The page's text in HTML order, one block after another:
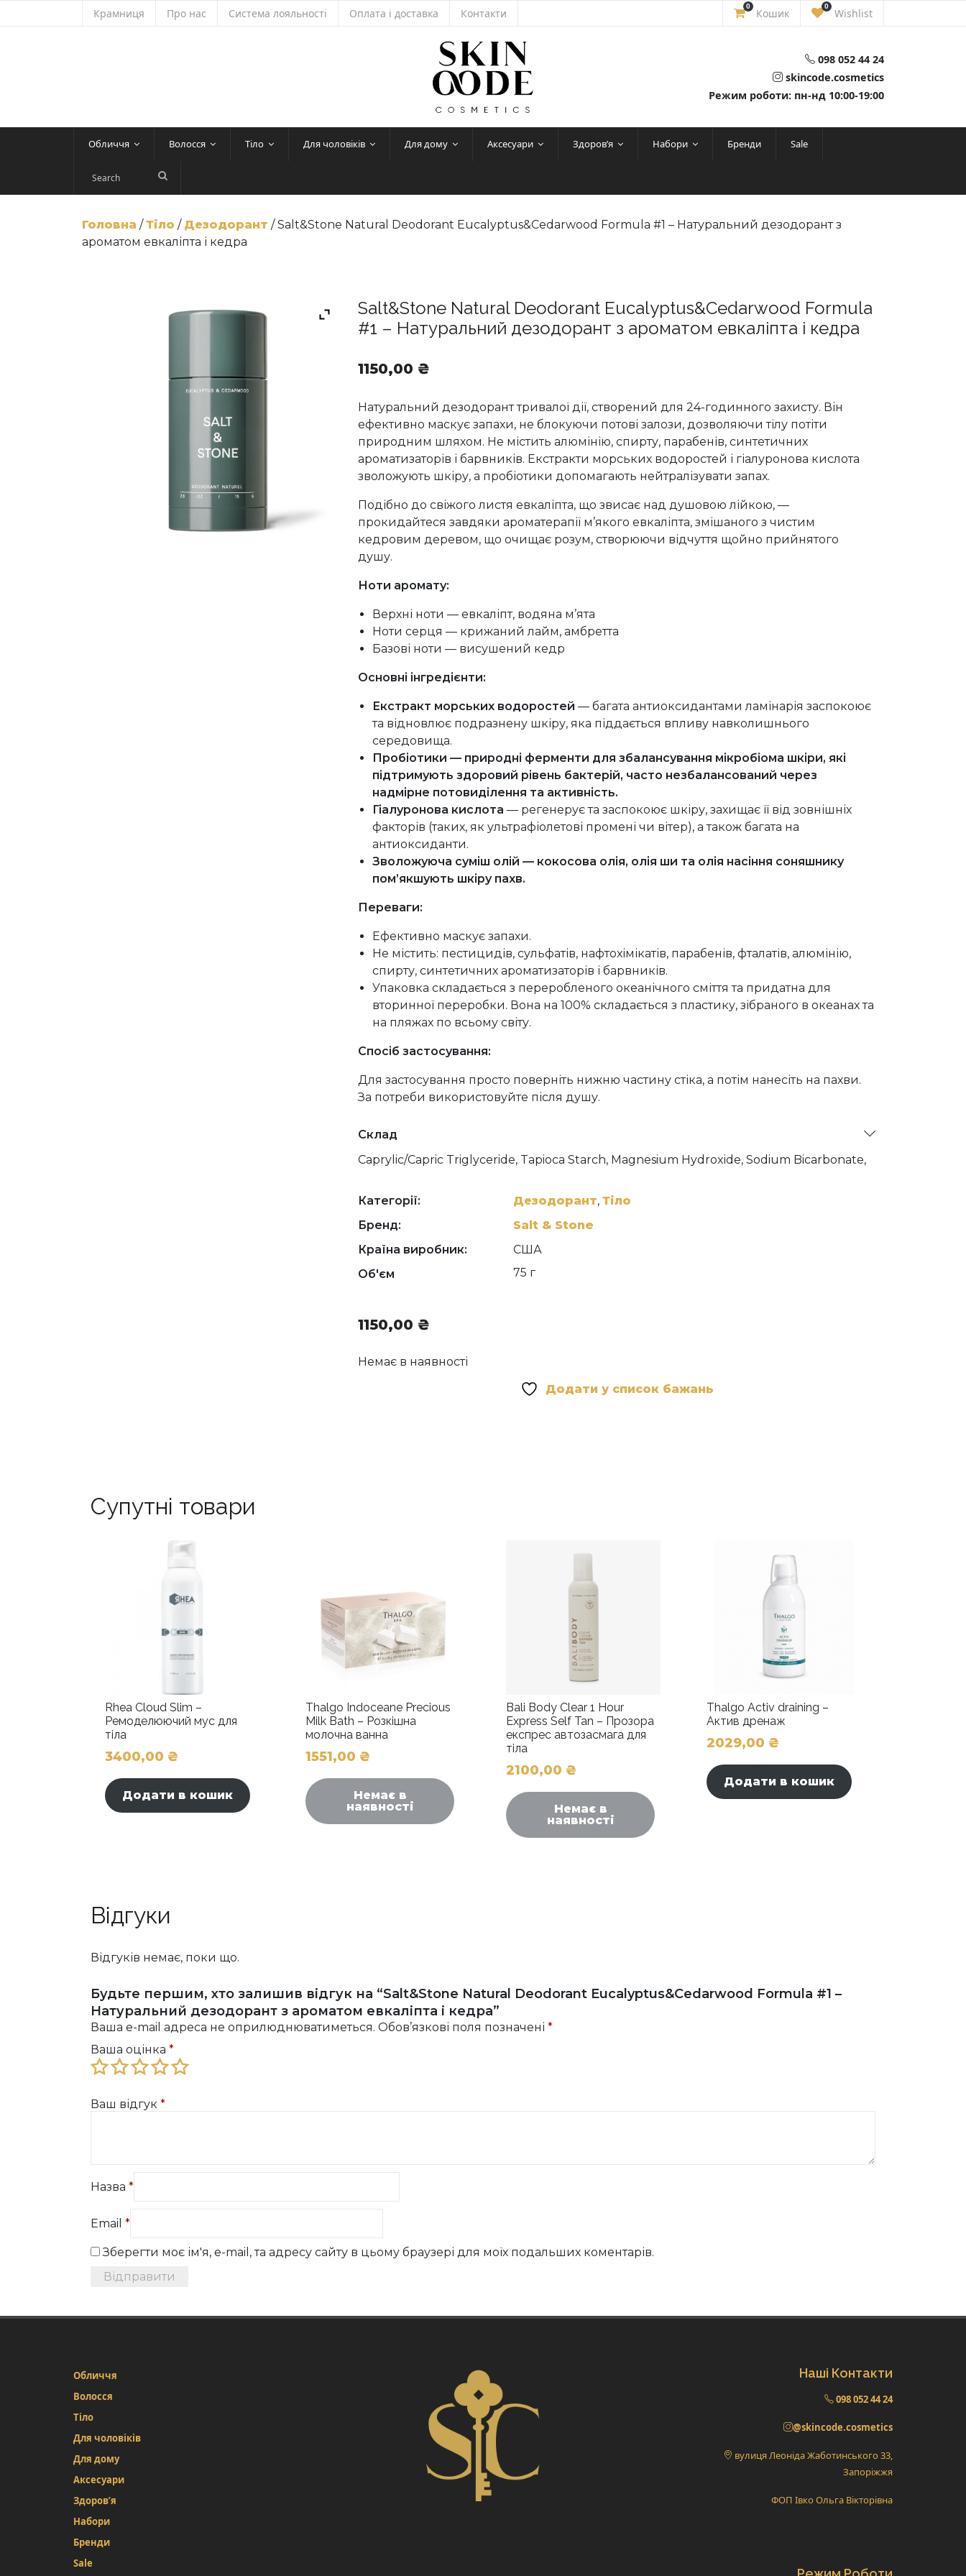
Крамниця Про нас Система лояльності Оплата і доставка Контакти
0
Кошик
0
Wishlist
098 052 44 24
skincode.cosmetics
Режим роботи: пн-нд 10:00-19:00
Обличчя Волосся Тіло Для чоловіків Для дому Аксесуари Здоров’я Набори Бренди Sale
Головна /Тіло / Дезодорант / Salt&Stone Natural Deodorant Eucalyptus&Cedarwood Formula #1 – Натуральний дезодорант з
ароматом евкаліпта і кедра
Salt&Stone Natural Deodorant Eucalyptus&Cedarwood Formula
#1 – Натуральний дезодорант з ароматом евкаліпта і кедра
1150,00 ₴
Натуральний дезодорант тривалої дії, створений для 24-годинного захисту. Він
ефективно маскує запахи, не блокуючи потові залози, дозволяючи тілу потіти
природним шляхом. Не містить алюмінію, спирту, парабенів, синтетичних
ароматизаторів і барвників. Екстракти морських водоростей і гіалуронова кислота
зволожують шкіру, а пробіотики допомагають нейтралізувати запах.
Подібно до свіжого листя евкаліпта, що звисає над душовою лійкою, —
прокидайтеся завдяки ароматерапії м’якого евкаліпта, змішаного з чистим
кедровим деревом, що очищає розум, створюючи відчуття щойно прийнятого
душу.
Ноти аромату:
Верхні ноти — евкаліпт, водяна м’ята
Ноти серця — крижаний лайм, амбретта
Базові ноти — висушений кедр
Основні інгредієнти:
Екстракт морських водоростей — багата антиоксидантами ламінарія заспокоює
та відновлює подразнену шкіру, яка піддається впливу навколишнього
середовища.
Пробіотики — природні ферменти для збалансування мікробіома шкіри, які
підтримують здоровий рівень бактерій, часто незбалансований через
надмірне потовиділення та активність.
Гіалуронова кислота — регенерує та заспокоює шкіру, захищає її від зовнішніх
факторів (таких, як ультрафіолетові промені чи вітер), а також багата на
антиоксиданти.
Зволожуюча суміш олій — кокосова олія, олія ши та олія насіння соняшнику
пом’якшують шкіру пахв.
Переваги:
Ефективно маскує запахи.
Не містить: пестицидів, сульфатів, нафтохімікатів, парабенів, фталатів, алюмінію,
спирту, синтетичних ароматизаторів і барвників.
Упаковка складається з переробленого океанічного сміття та придатна для
вторинної переробки. Вона на 100% складається з пластику, зібраного в океанах та
на пляжах по всьому світу.
Спосіб застосування:
Для застосування просто поверніть нижню частину стіка, а потім нанесіть на пахви.
За потреби використовуйте після душу.
Склад
Caprylic/Capric Triglyceride, Tapioca Starch, Magnesium Hydroxide, Sodium Bicarbonate,
(Sunflower) Seed Oil, Lactobacillus Ferment, Tocopherol, Maltodextrin.
Категорії: Дезодорант, Тіло
Бренд:
Salt & Stone
Країна виробник:
США
Об'єм
75 г
1150,00 ₴
Немає в наявності
Додати у список бажань
Супутні товари
Rhea Cloud Slim –
Ремоделюючий мус для
тіла
3400,00 ₴
Додати в кошик
Thalgo Indoceane Precious
Milk Bath – Розкішна
молочна ванна
1551,00 ₴
Немає в
наявності
Bali Body Clear 1 Hour
Express Self Tan – Прозора
експрес автозасмага для
тіла
2100,00 ₴
Немає в
наявності
Thalgo Activ draining –
Актив дренаж
2029,00 ₴
Додати в кошик
Відгуки
Відгуків немає, поки що.
Будьте першим, хто залишив відгук на “Salt&Stone Natural Deodorant Eucalyptus&Cedarwood Formula #1 –
Натуральний дезодорант з ароматом евкаліпта і кедра”
Ваша e-mail адреса не оприлюднюватиметься. Обов’язкові поля позначені *
Ваша оцінка *
Ваш відгук *
Назва *
Email *
Зберегти моє ім'я, e-mail, та адресу сайту в цьому браузері для моїх подальших коментарів.
Обличчя
Волосся
Тіло
Для чоловіків
Для дому
Аксесуари
Здоров’я
Набори
Бренди
Sale
Наші Контакти
098 052 44 24
@skincode.cosmetics
вулиця Леоніда Жаботинського 33,
Запоріжжя
ФОП Івко Ольга Вікторівна